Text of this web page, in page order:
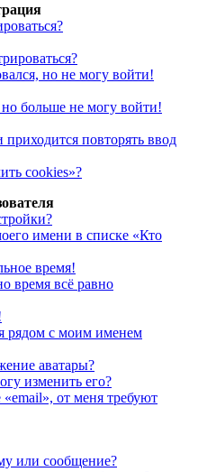
но не могу войти!
больше не могу войти!
повторять ввод
cookies»?
имени в списке «Кто
время!
время всё равно
рядом с моим именем
аватары?
изменить его?
от меня требуют
или сообщение?